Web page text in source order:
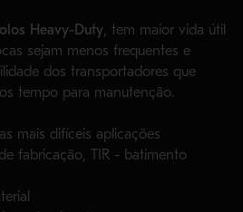
Heavy-Duty, tem maior vida útil
sejam menos frequentes e
dos transportadores que
tempo para manutenção.
mais difíceis aplicações
fabricação, TIR - batimento